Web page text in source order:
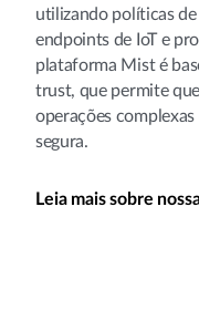
utilizando políticas
endpoints de IoT e
plataforma Mist é
trust, que permite
operações
segura.
Leia mais sobre